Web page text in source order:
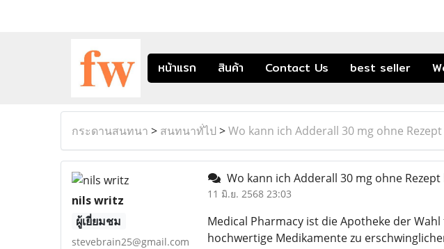
หน้าแรก สินค้า Contact Us best seller
กระดานสนทนา > สนทนาทั่ไป >Wo kann ich Adderall 30 mg ohne
nils writz
ผู้เยี่ยมชม
stevebrain25@gmail.com
Wo kann ich Adderall 30 mg ohne
11 มิ.ย. 2568 23:03
Medical Pharmacy ist die Apotheke der
hochwertige Medikamente zu